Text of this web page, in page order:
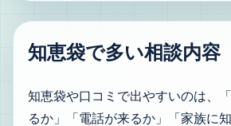
知恵袋で多い相談内容
知恵袋や口コミで出やすいのは、
るか」「電話が来るか」「家族に